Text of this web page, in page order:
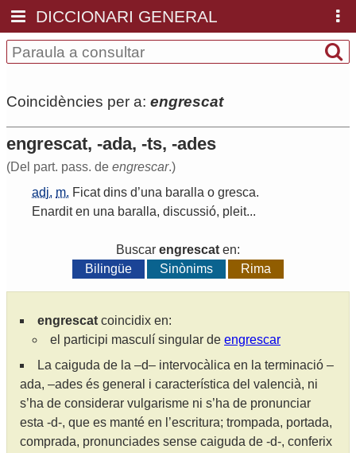
DICCIONARI GENERAL
Coincidències per a: engrescat
engrescat, -ada, -ts, -ades
(Del part. pass. de engrescar.)
adj. m. Ficat dins d’una baralla o gresca.
Enardit en una baralla, discussió, pleit...
Buscar engrescat en:
Bilingüe
Sinònims Rima
engrescat coincidix en:
el participi masculí singular de engrescar
La caiguda de la –d– intervocàlica en la terminació –
ada, –ades és general i característica del valencià, ni
s’ha de considerar vulgarisme ni s’ha de pronunciar
esta -d-, que es manté en l’escritura; trompada, portada,
comprada, pronunciades sense caiguda de -d-, conferix